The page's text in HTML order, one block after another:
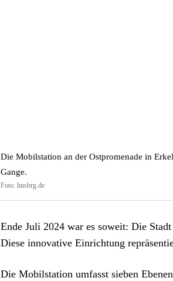
Die Mobilstation an der Ostpromenade in
Gange.
Foto: hnsbrg.de
Ende Juli 2024 war es soweit: Die
Diese innovative Einrichtung
Die Mobilstation umfasst sieben